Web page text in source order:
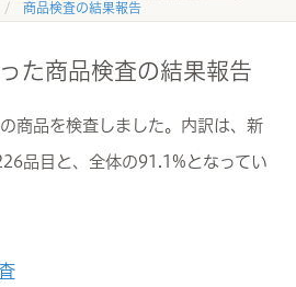
商品検査の結果報告
た商品検査の結果報告
商品を検査しました。内訳は、新
品目と、全体の91.1%となってい